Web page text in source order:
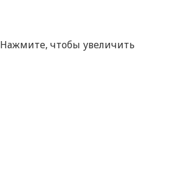
Нажмите, чтобы увеличить